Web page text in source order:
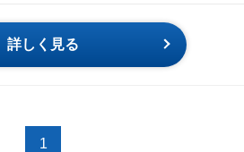
詳しく見る
1